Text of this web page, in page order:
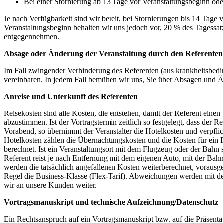
Bei einer Stornierung ab 13 Tage vor Veranstaltungsbeginn
Je nach Verfügbarkeit sind wir bereit, bei Stornierungen bis 14
Veranstaltungsbeginn behalten wir uns jedoch vor, 20 % des
entgegennehmen.
Absage oder Änderung der Veranstaltung durch den Referenten
Im Fall zwingender Verhinderung des Referenten (aus
vereinbaren. In jedem Fall bemühen wir uns, Sie über Absagen und
Anreise und Unterkunft des Referenten
Reisekosten sind alle Kosten, die entstehen, damit der Referent
abzustimmen. Ist der Vortragstermin zeitlich so festgelegt, dass der
Vorabend, so übernimmt der Veranstalter die Hotelkosten und
Hotelkosten zählen die Übernachtungskosten und die Kosten für
berechnet. Ist ein Veranstaltungsort mit dem Flugzeug oder der
Referent reist je nach Entfernung mit dem eigenen Auto, mit der
werden die tatsächlich angefallenen Kosten weiterberechnet,
Regel die Business-Klasse (Flex-Tarif). Abweichungen werden mit
wir an unsere Kunden weiter.
Vortragsmanuskript und technische Aufzeichnung/Datenschutz
Ein Rechtsanspruch auf ein Vortragsmanuskript bzw. auf die